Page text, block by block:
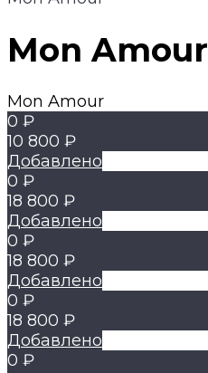
Mon Amour
Mon Amour
0 ₽
10 800 ₽
Добавлено
0 ₽
18 800 ₽
Добавлено
0 ₽
18 800 ₽
Добавлено
0 ₽
18 800 ₽
Добавлено
0 ₽